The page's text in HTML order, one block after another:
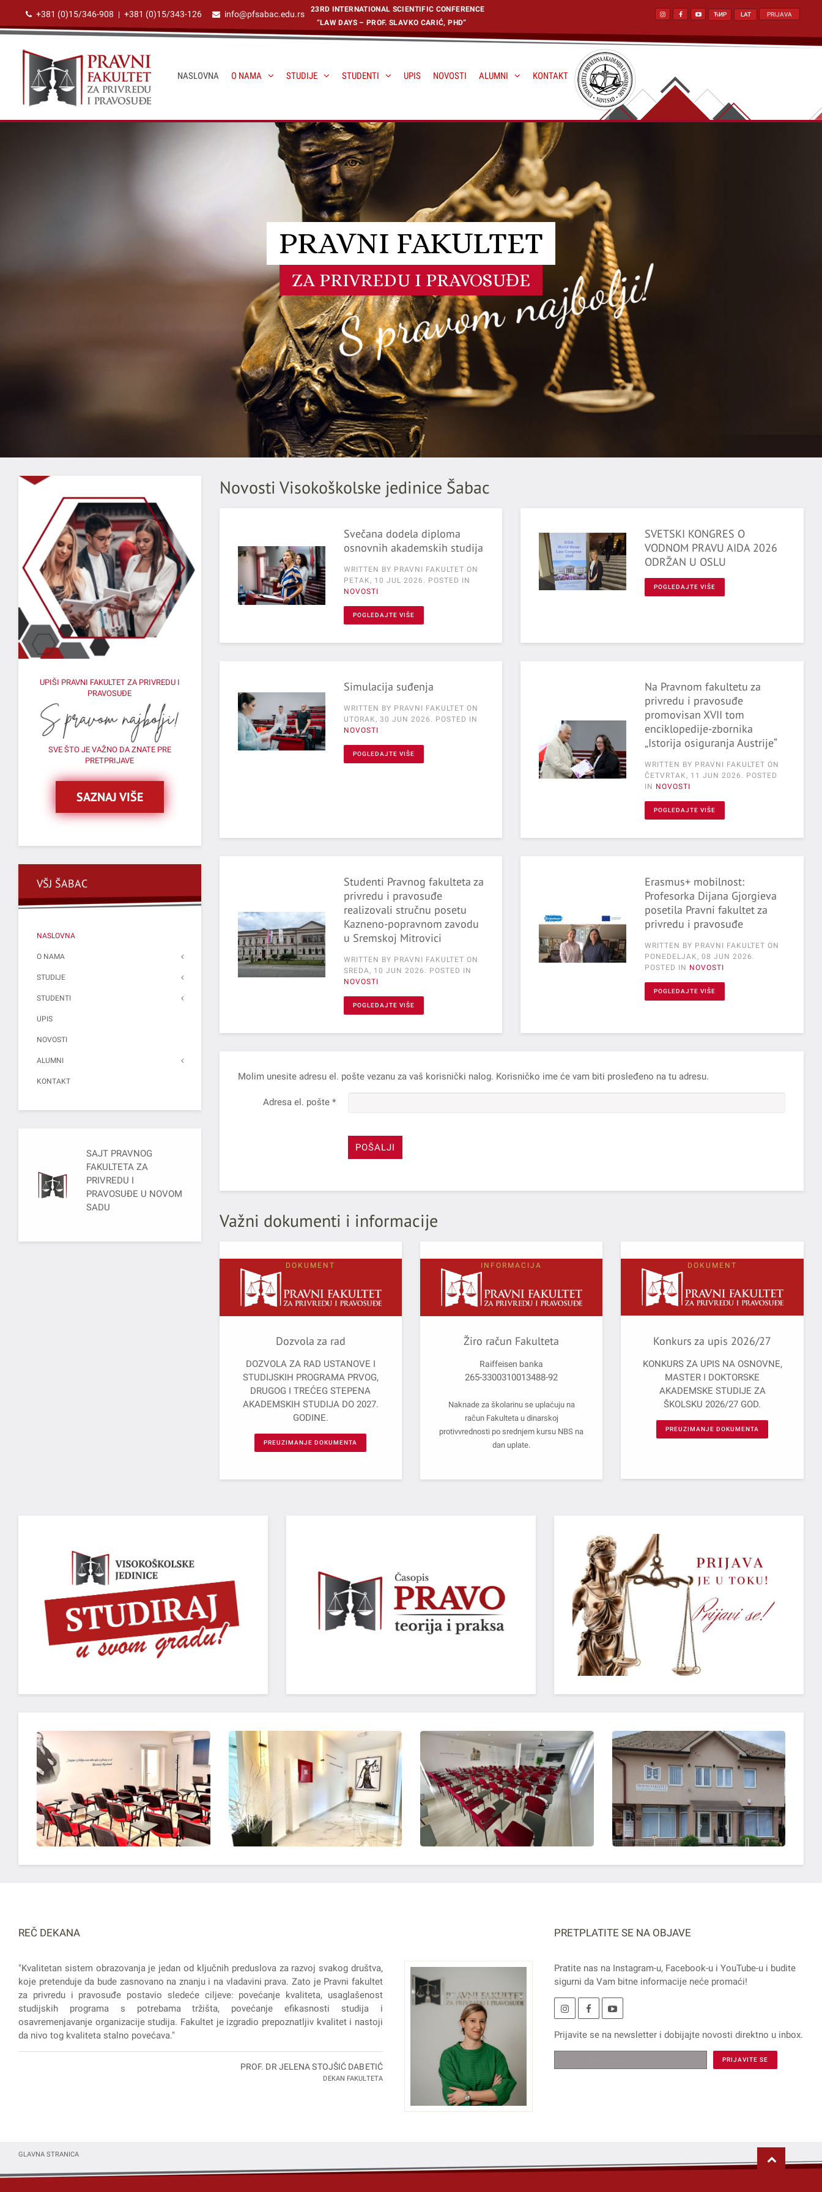
+381 (0)15/346-908 | +381 (0)15/343-126 info@pfsabac.edu.rs
23RD INTERNATIONAL SCIENTIFIC CONFERENCE
“LAW DAYS – PROF. SLAVKO CARIĆ, PHD”
PRIJAVA
ЋИР LAT
NASLOVNA O NAMA STUDIJE STUDENTI UPIS NOVOSTI ALUMNI KONTAKT
PRAVNI FAKULTET
ZA PRIVREDU I PRAVOSUĐE
S pravom najbolji!
Novosti Visokoškolske jedinice Šabac
Svečana dodela diploma
osnovnih akademskih studija
WRITTEN BY PRAVNI FAKULTET ON
PETAK, 10 JUL 2026 . POSTED IN
NOVOSTI
POGLEDAJTE VIŠE
SVETSKI KONGRES O
VODNOM PRAVU AIDA 2026
ODRŽAN U OSLU
POGLEDAJTE VIŠE
Simulacija suđenja
WRITTEN BY PRAVNI FAKULTET ON
UTORAK, 30 JUN 2026 . POSTED IN
NOVOSTI
POGLEDAJTE VIŠE
Na Pravnom fakultetu za
privredu i pravosuđe
promovisan XVII tom
enciklopedije-zbornika
„Istorija osiguranja Austrije“
WRITTEN BY PRAVNI FAKULTET ON
ČETVRTAK, 11 JUN 2026 . POSTED
IN NOVOSTI
POGLEDAJTE VIŠE
Studenti Pravnog fakulteta za
privredu i pravosuđe
realizovali stručnu posetu
Kazneno-popravnom zavodu
u Sremskoj Mitrovici
WRITTEN BY PRAVNI FAKULTET ON
SREDA, 10 JUN 2026 . POSTED IN
NOVOSTI
POGLEDAJTE VIŠE
Erasmus+ mobilnost:
Profesorka Dijana Gjorgieva
posetila Pravni fakultet za
privredu i pravosuđe
WRITTEN BY PRAVNI FAKULTET ON
PONEDELJAK, 08 JUN 2026 .
POSTED IN NOVOSTI
POGLEDAJTE VIŠE
Molim unesite adresu el. pošte vezanu za vaš korisnički nalog. Korisničko ime će vam biti prosleđeno na tu adresu.
Adresa el. pošte*
POŠALJI
Važni dokumenti i informacije
DOKUMENT
Dozvola za rad
DOZVOLA ZA RAD USTANOVE I
STUDIJSKIH PROGRAMA PRVOG,
DRUGOG I TREĆEG STEPENA
AKADEMSKIH STUDIJA DO 2027.
GODINE.
PREUZIMANJE DOKUMENTA
INFORMACIJA
Žiro račun Fakulteta
Raiffeisen banka
265-3300310013488-92
Naknade za školarinu se uplaćuju na
račun Fakulteta u dinarskoj
protivvrednosti po srednjem kursu NBS na
dan uplate.
DOKUMENT
Konkurs za upis 2026/27
KONKURS ZA UPIS NA OSNOVNE,
MASTER I DOKTORSKE
AKADEMSKE STUDIJE ZA
ŠKOLSKU 2026/27 GOD.
PREUZIMANJE DOKUMENTA
UPIŠI PRAVNI FAKULTET ZA PRIVREDU I
PRAVOSUĐE
SVE ŠTO JE VAŽNO DA ZNATE PRE
PRETPRIJAVE
SAZNAJ VIŠE
VŠJ ŠABAC
NASLOVNA
O NAMA
STUDIJE
STUDENTI
UPIS
NOVOSTI
ALUMNI
KONTAKT
SAJT PRAVNOG
FAKULTETA ZA
PRIVREDU I
PRAVOSUĐE U NOVOM
SADU
OTVORI SLIKU OTVORI SLIKU OTVORI SLIKU OTVORI SLIKU
REČ DEKANA
"Kvalitetan sistem obrazovanja je jedan od ključnih preduslova za razvoj svakog društva,
koje pretenduje da bude zasnovano na znanju i na vladavini prava. Zato je Pravni fakultet
za privredu i pravosuđe postavio sledeće ciljeve: povećanje kvaliteta, usaglašenost
studijskih programa s potrebama tržišta, povećanje efikasnosti studija i
osavremenjavanje organizacije studija. Fakultet je izgradio prepoznatljiv kvalitet i nastoji
da nivo tog kvaliteta stalno povećava."
PROF. DR JELENA STOJŠIĆ DABETIĆ
DEKAN FAKULTETA
PRETPLATITE SE NA OBJAVE
Pratite nas na Instagram-u, Facebook-u i YouTube-u i budite
sigurni da Vam bitne informacije neće promaći!
Prijavite se na newsletteri dobijajte novosti direktno u inbox.
GLAVNA STRANICA